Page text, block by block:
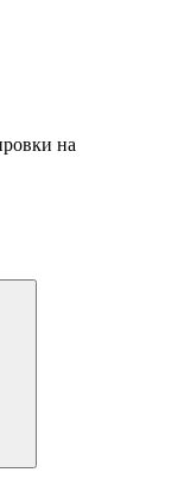
на